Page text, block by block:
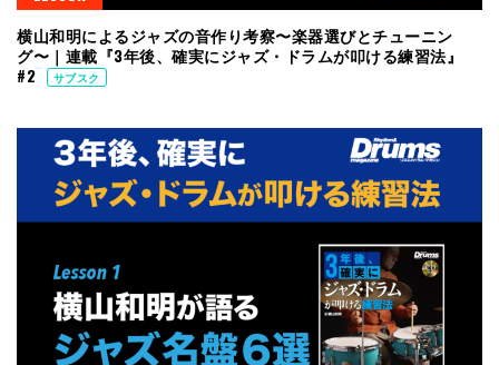
横山和明によるジャズの音作り考察〜楽器選びとチューニン
グ〜｜連載『3年後、確実にジャズ・ドラムが叩ける練習法』
#2
サブスク